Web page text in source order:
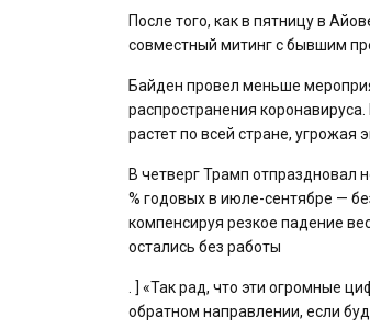
После того, как в пятницу в
совместный митинг с бывшим
Байден провел меньше
распространения
растет по всей стране,
В четверг Трамп отпраздновал
% годовых в июле-сентябре —
компенсируя резкое падение
остались без работы
. ] «Так рад, что эти огромные
обратном направлении, если